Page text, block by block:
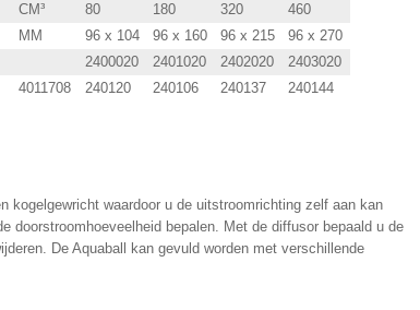
CM³ 80 180 320
460
MM 96 x 104 96 x 160 96 x 215
96 x 270
2400020 2401020 2402020
2403020
4011708 240120 240106 240137 240144
kogelgewricht waardoor u de uitstroomrichting zelf aan kan
bepalen. Met de diffusor bepaald u de
De Aquaball kan gevuld worden met verschillende